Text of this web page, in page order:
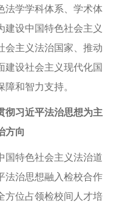
法学学科体系、学术体
建设中国特色社会主义
会主义法治国家、推动
建设社会主义现代化国
和智力支持。
彻习近平法治思想为主
方向
国特色社会主义法治道
法治思想融入检校合作
方位占领检校间人才培